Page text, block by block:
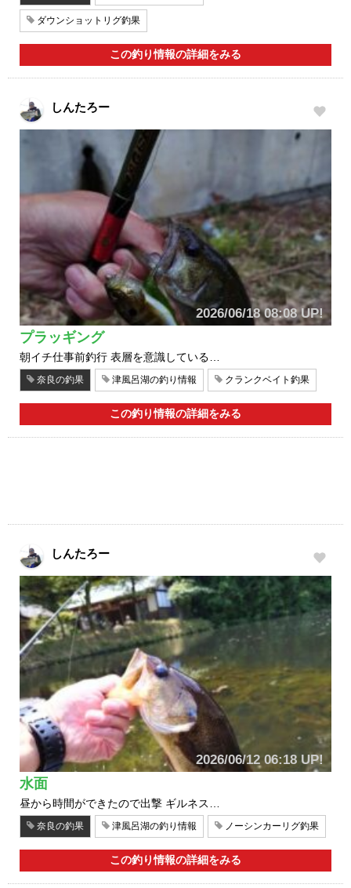
ダウンショットリグ釣果
この釣り情報の詳細をみる
しんたろー
2026/06/18 08:08 UP!
プラッギング
朝イチ仕事前釣行 表層を意識している…
奈良の釣果 津風呂湖の釣り情報 クランクベイト釣果
この釣り情報の詳細をみる
しんたろー
2026/06/12 06:18 UP!
水面
昼から時間ができたので出撃 ギルネス…
奈良の釣果 津風呂湖の釣り情報 ノーシンカーリグ釣果
この釣り情報の詳細をみる